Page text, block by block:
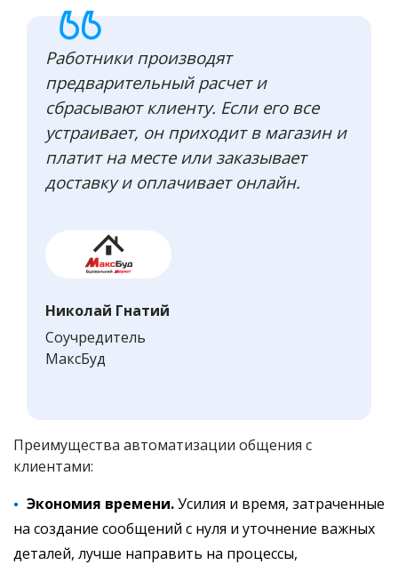
Работники производят
предварительный расчет и
сбрасывают клиенту. Если его все
устраивает, он приходит в магазин и
платит на месте или заказывает
доставку и оплачивает онлайн.
Николай Гнатий
Соучредитель
МаксБуд
Преимущества автоматизации общения с
клиентами:
Экономия времени.Усилия и время, затраченные
на создание сообщений с нуля и уточнение важных
деталей, лучше направить на процессы,